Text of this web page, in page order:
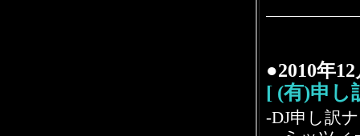
●2010年
[ (有)申し
-DJ申し訳